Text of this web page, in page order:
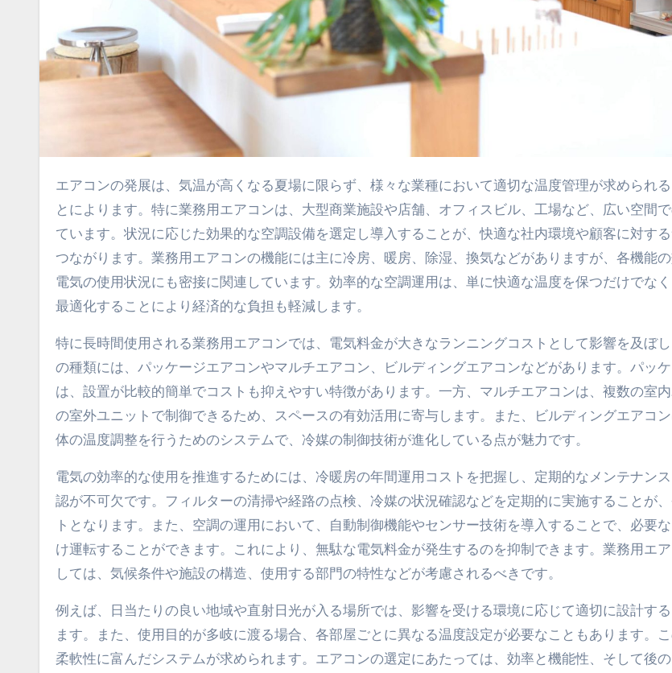
エアコンの発展は、気温が高くなる夏場に限らず、様々な業種において適切な温度管理が求められるようになったこ
とによります。 特に業務用エアコンは、大型商業施設や店舗、オフィスビル、工場など、広い空間
ています。状況に応じた効果的な空調設備を選定し導入することが、快適な社内環境や顧客に対す
つながります。業務用エアコンの機能には主に冷房、暖房、除湿、換気などがありますが、各機能
電気の使用状況にも密接に関連しています。効率的な空調運用は、単に快適な温度を保つだけでな
最適化することにより経済的な負担も軽減します。
特に長時間使用される業務用エアコンでは、電気料金が大きなランニングコストとして影響を及ぼ
の種類には、パッケージエアコンやマルチエアコン、ビルディングエアコンなどがあります。パッ
は、設置が比較的簡単でコストも抑えやすい特徴があります。一方、マルチエアコンは、複数の室
の室外ユニットで制御できるため、スペースの有効活用に寄与します。また、ビルディングエアコ
体の温度調整を行うためのシステムで、冷媒の制御技術が進化している点が魅力です。
電気の効率的な使用を推進するためには、冷暖房の年間運用コストを把握し、定期的なメンテナン
認が不可欠です。フィルターの清掃や経路の点検、冷媒の状況確認などを定期的に実施することが
トとなります。また、空調の運用において、自動制御機能やセンサー技術を導入することで、必要
け運転することができます。これにより、無駄な電気料金が発生するのを抑制できます。業務用エ
しては、気候条件や施設の構造、使用する部門の特性などが考慮されるべきです。
例えば、日当たりの良い地域や直射日光が入る場所では、影響を受ける環境に応じて適切に設計す
ます。また、使用目的が多岐に渡る場合、各部屋ごとに異なる温度設定が必要なこともあります。こ
柔軟性に富んだシステムが求められます。エアコンの選定にあたっては、効率と機能性、そして後